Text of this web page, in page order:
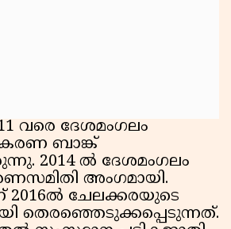
വരെ ദേശമംഗലം
ബാങ്ക്
2014 ൽ ദേശമംഗലം
അംഗമായി.
2016ൽ ചേലക്കരയുടെ
തെരഞ്ഞെടുക്കപ്പെടുന്നത്.